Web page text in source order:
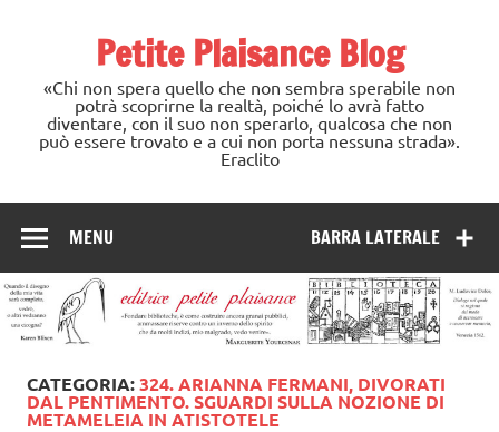
Petite Plaisance Blog
«Chi non spera quello che non sembra sperabile non
potrà scoprirne la realtà, poiché lo avrà fatto
diventare, con il suo non sperarlo, qualcosa che non
può essere trovato e a cui non porta nessuna strada».
Eraclito
BARRA LATERALE
MENU
CATEGORIA:324. ARIANNA FERMANI, DIVORATI
DAL PENTIMENTO. SGUARDI SULLA NOZIONE DI
METAMELEIA IN ATISTOTELE